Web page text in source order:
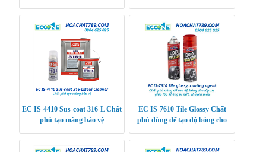
tô, tàu, containe
EC IS-4410 Sus-coat 316-L Chất
phủ tạo màng bảo vệ
EC IS-7610 Tile Glossy Chất
phủ dùng để tạo độ bóng cho
chuyển màu